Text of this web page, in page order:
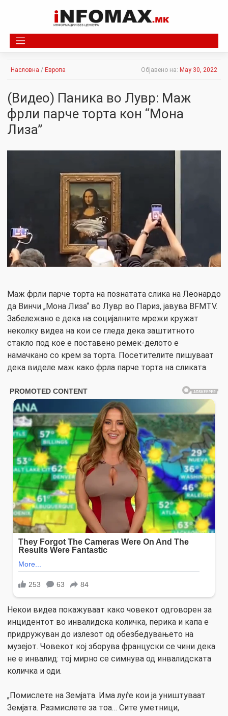
Насловна / Европа Објавено на: May 30, 2022
(Видео) Паника во Лувр: Маж
фрли парче торта кон “Мона
Лиза”
Маж фрли парче торта на познатата слика на Леонардо
да Винчи „Мона Лиза“ во Лувр во Париз, јавува BFMTV.
Забележано е дека на социјалните мрежи кружат
неколку видеа на кои се гледа дека заштитното
стакло под кое е поставено ремек-делото е
намачкано со крем за торта. Посетителите пишуваат
дека виделе маж како фрла парче торта на сликата.
Некои видеа покажуваат како човекот одговорен за
инцидентот во инвалидска количка, перика и капа е
придружуван до излезот од обезбедувањето на
музејот. Човекот кој зборува француски се чини дека
не е инвалид: тој мирно се симнува од инвалидската
количка и оди.
„Помислете на Земјата. Има луѓе кои ја уништуваат
Земјата. Размислете за тоа… Сите уметници,